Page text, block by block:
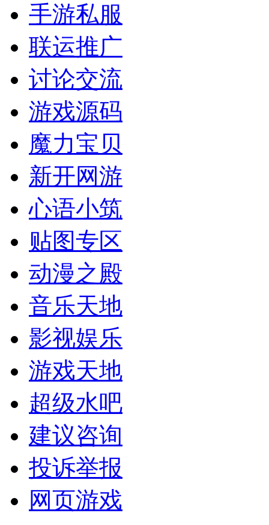
手游私服
联运推广
讨论交流
游戏源码
魔力宝贝
新开网游
心语小筑
贴图专区
动漫之殿
音乐天地
影视娱乐
游戏天地
超级水吧
建议咨询
投诉举报
网页游戏